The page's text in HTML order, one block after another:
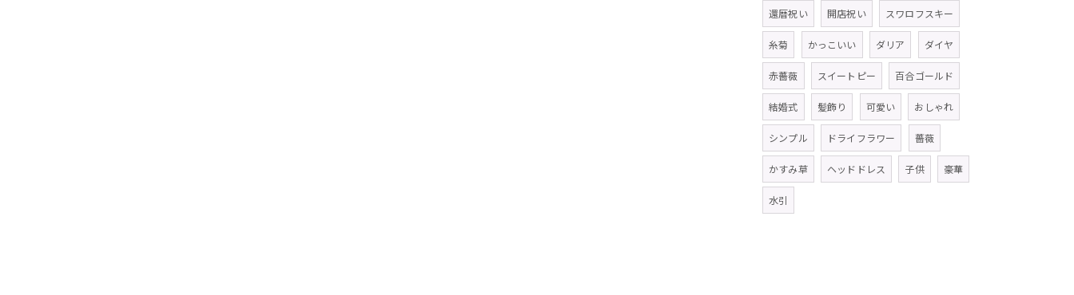
還暦祝い 開店祝い スワロフスキー
糸菊 かっこいい ダリア ダイヤ
赤薔薇 スイートピー 百合ゴールド
結婚式 髪飾り 可愛い おしゃれ
シンプル ドライフラワー 薔薇
かすみ草 ヘッドドレス 子供 豪華
水引